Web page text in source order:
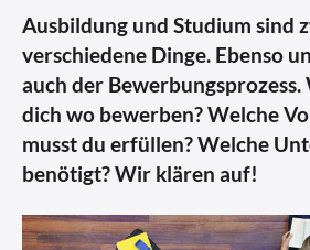
Ausbildung und Studium sind
verschiedene Dinge. Ebenso
auch der Bewerbungsprozess.
dich wo bewerben? Welche
musst du erfüllen? Welche
benötigt? Wir klären auf!